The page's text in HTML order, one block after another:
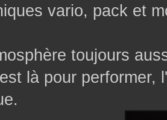
vario, pack et
toujours
là pour performer,